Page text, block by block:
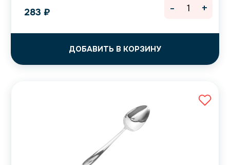
283 ₽
ДОБАВИТЬ В КОРЗИНУ
- +